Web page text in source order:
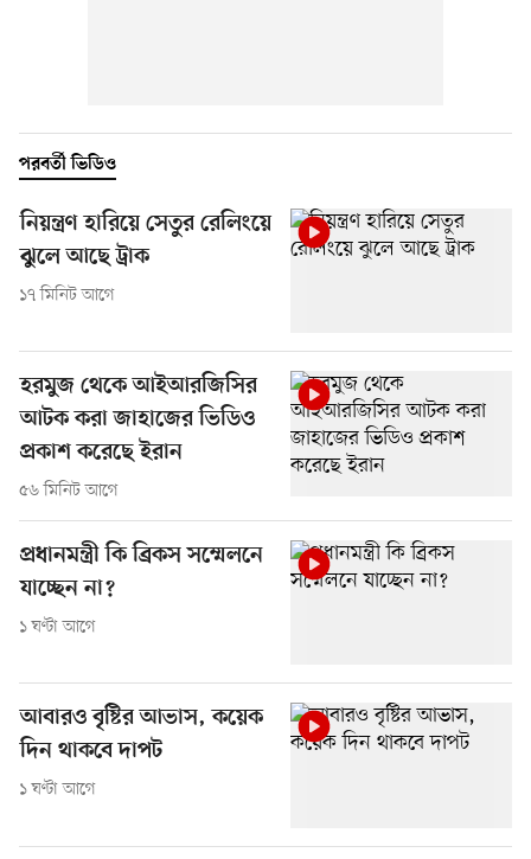
পরবর্তী ভিডিও
নিয়ন্ত্রণ হারিয়ে সেতুর রেলিংয়ে
ঝুলে আছে ট্রাক
১৭ মিনিট আগে
হরমুজ থেকে আইআরজিসির
আটক করা জাহাজের ভিডিও
প্রকাশ করেছে ইরান
৫৬ মিনিট আগে
প্রধানমন্ত্রী কি ব্রিকস সম্মেলনে
যাচ্ছেন না?
১ ঘণ্টা আগে
আবারও বৃষ্টির আভাস, কয়েক
দিন থাকবে দাপট
১ ঘণ্টা আগে